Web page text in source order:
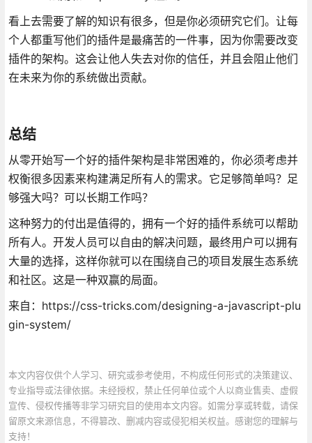
看上去需要了解的知识有很多，但是你必须研究它们。让每
个人都重写他们的插件是最痛苦的一件事，因为你需要改变
插件的架构。这会让他人失去对你的信任，并且会阻止他们
在未来为你的系统做出贡献。
总结
从零开始写一个好的插件架构是非常困难的，你必须考虑并
权衡很多因素来构建满足所有人的需求。它足够简单吗？足
够强大吗？可以长期工作吗？
这种努力的付出是值得的，拥有一个好的插件系统可以帮助
所有人。开发人员可以自由的解决问题，最终用户可以拥有
大量的选择，这样你就可以在围绕自己的项目发展生态系统
和社区。这是一种双赢的局面。
来自：https://css-tricks.com/designing-a-javascript-plu
gin-system/
本文内容仅供个人学习、研究或参考使用，不构成任何形式的决策建议、
专业指导或法律依据。未经授权，禁止任何单位或个人以商业售卖、虚假
宣传、侵权传播等非学习研究目的使用本文内容。如需分享或转载，请保
留原文来源信息，不得篡改、删减内容或侵犯相关权益。感谢您的理解与
支持！